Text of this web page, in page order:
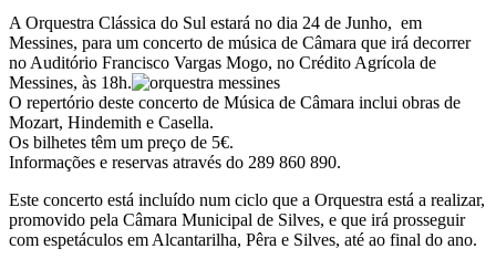
A Orquestra Clássica do Sul estará no dia 24 de Junho, em
Messines, para um concerto de música de Câmara que irá decorrer
no Auditório Francisco Vargas Mogo, no Crédito Agrícola de
Messines, às 18h.
O repertório deste concerto de Música de Câmara inclui obras de
Mozart, Hindemith e Casella.
Os bilhetes têm um preço de 5€.
Informações e reservas através do 289 860 890.
Este concerto está incluído num ciclo que a Orquestra está a realizar,
promovido pela Câmara Municipal de Silves, e que irá prosseguir
com espetáculos em Alcantarilha, Pêra e Silves, até ao final do ano.